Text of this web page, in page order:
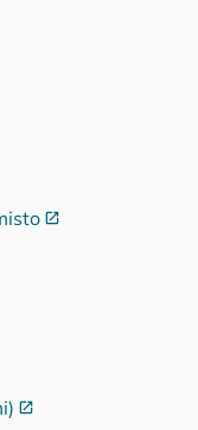
Ulkoinen linkki
linkki
Ulkoinen linkki